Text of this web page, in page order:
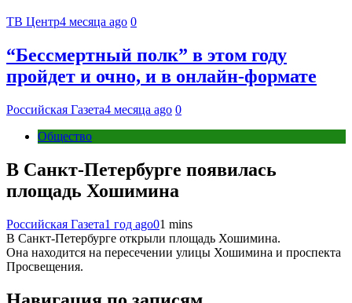
ТВ Центр4 месяца ago 0
“Бессмертный полк” в этом году
пройдет и очно, и в онлайн-формате
Российская Газета4 месяца ago 0
Общество
В Санкт-Петербурге появилась
площадь Хошимина
Российская Газета1 год ago01 mins
В Санкт-Петербурге открыли площадь Хошимина.
Она находится на пересечении улицы Хошимина и проспекта
Просвещения.